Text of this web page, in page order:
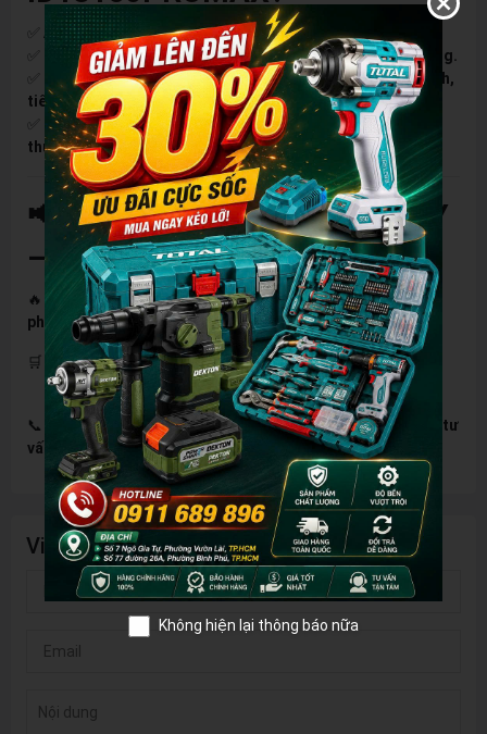
Anh em thợ điện lạnh chuyên khoan rút lõi.
Người làm xây dựng cần khoan tường, khoan sắt, bê tông.
Những ai đang tìm một chiếc máy khoan công suất mạnh,
tiết kiệm thời gian.
Người muốn sở hữu máy khoan pin linh hoạt, không phụ
thuộc nguồn điện.
📢 ĐẶT HÀNG NGAY HÔM NAY
– SỐ LƯỢNG CÓ HẠN!
🔥 Máy khoan rút lõi Dekton M21-ID13160PROMAX –Giải
pháp tối ưu cho điện lạnh & xây dựng!
🛒 Hàng chính hãng, bảo hành đầy đủ, giá cực tốt!
📞 Liên hệ ngayHotline: 0902.662.298để đặt hàng & nhận tư
vấn miễn phí!🚀
Viết bình luận của bạn
Không hiện lại thông báo nữa